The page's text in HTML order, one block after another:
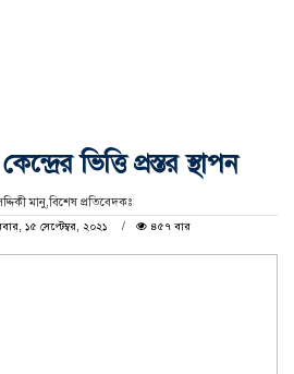
ভিত্তি প্রস্তর স্থাপন
মানু,বিশেষ প্রতিবেদকঃ
১৫ সেপ্টেম্বর, ২০২১
৪৫৭ বার